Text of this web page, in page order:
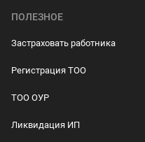
ПОЛЕЗНОЕ
Застраховать работника
Регистрация ТОО
ТОО ОУР
Ликвидация ИП